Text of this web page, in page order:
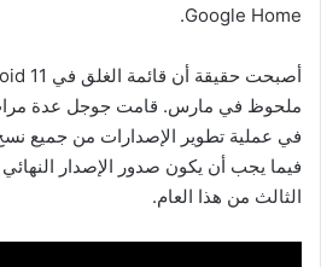
Google Home.
ملحوظ في مارس. قامت جوجل عدة مرات
في عملية تطوير الإصدارات من جميع
الثالث من هذا العام.